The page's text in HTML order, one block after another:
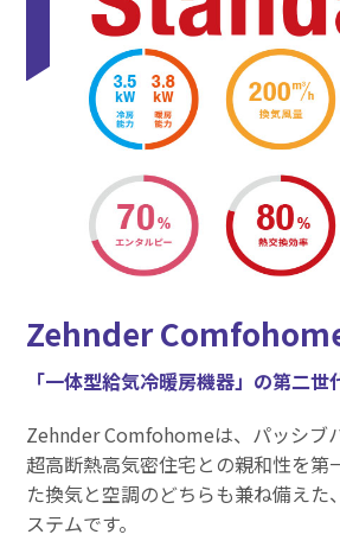
Zehnder
「一体型給気冷暖房機器」の第二世
Zehnder Comfohomeは、パッシブ
超高断熱高気密住宅との親和性を第
た換気と空調のどちらも兼ね備えた
ステムです。